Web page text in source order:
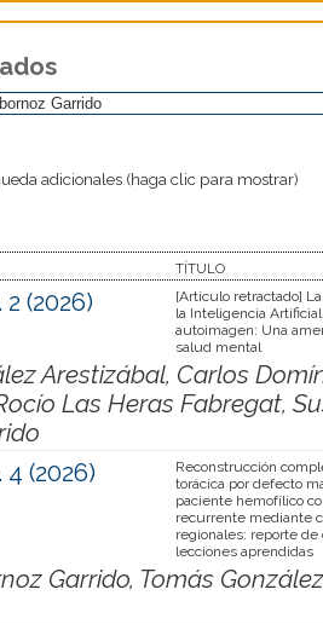
adicionales (haga clic para mostrar)
TÍTULO
(2026)
[Artículo retractado]
la Inteligencia
autoimagen: Una
salud mental
Arestizábal, Carlos
Las Heras Fabregat,
(2026)
Reconstrucción
torácica por defecto
paciente hemofílico
recurrente mediante
regionales: reporte de
lecciones aprendidas
Garrido, Tomás